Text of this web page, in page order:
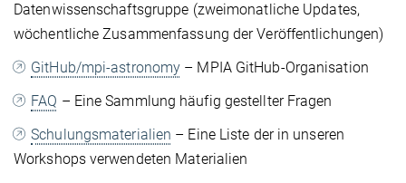
Datenwissenschaftsgruppe (zweimonatliche Updates,
wöchentliche Zusammenfassung der Veröffentlichungen)
GitHub/mpi-astronomy – MPIA GitHub-Organisation
FAQ – Eine Sammlung häufig gestellter Fragen
Schulungsmaterialien – Eine Liste der in unseren
Workshops verwendeten Materialien